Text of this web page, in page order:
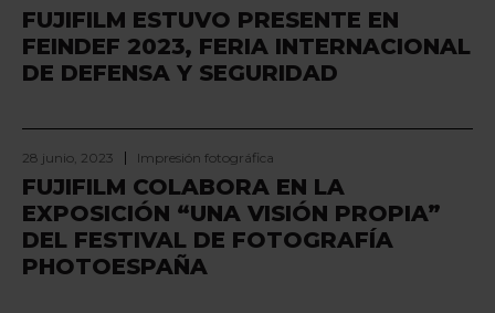
FUJIFILM ESTUVO PRESENTE EN
FEINDEF 2023, FERIA INTERNACIONAL
DE DEFENSA Y SEGURIDAD
28 junio, 2023 Impresión fotográfica
FUJIFILM COLABORA EN LA
EXPOSICIÓN “UNA VISIÓN PROPIA”
DEL FESTIVAL DE FOTOGRAFÍA
PHOTOESPAÑA